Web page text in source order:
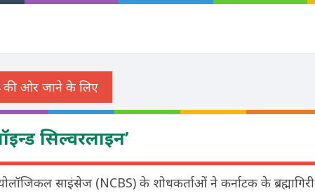
सिल्वरलाइन’
साइंसेज (NCBS) के शोधकर्ताओं ने कर्नाटक के